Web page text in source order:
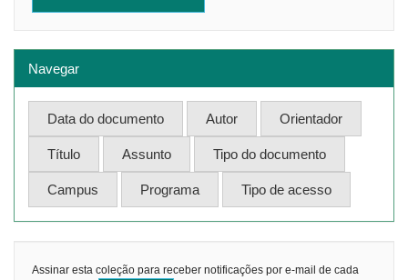
Navegar
Assinar esta coleção para receber notificações por e-mail de cada